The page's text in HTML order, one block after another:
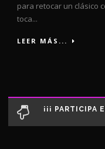
para retocar un clásico
toca...
LEER MÁS...
¡¡¡ PARTICIPA